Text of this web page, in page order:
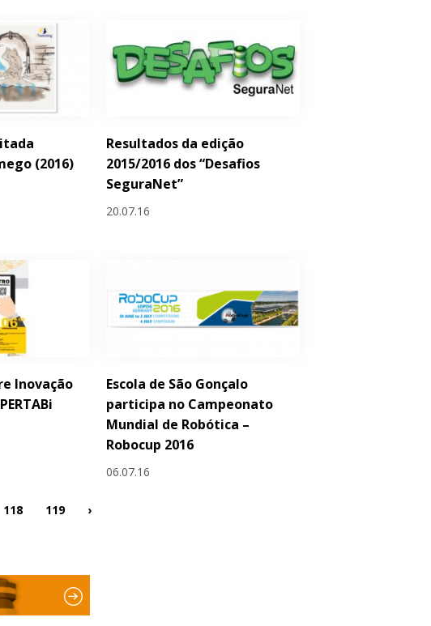
(2016)
Resultados da edição
2015/2016 dos “Desafios
SeguraNet”
20.07.16
Inovação
Escola de São Gonçalo
participa no Campeonato
Mundial de Robótica –
Robocup 2016
06.07.16
118 119 ›